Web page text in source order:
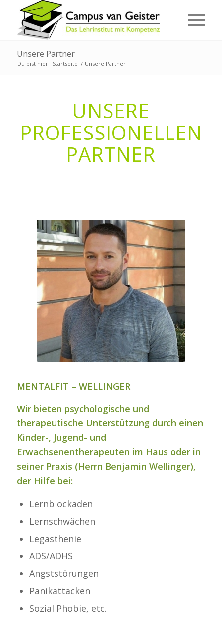
Unsere Partner
Du bist hier: Startseite / Unsere Partner
UNSERE
PROFESSIONELLEN
PARTNER
MENTALFIT – WELLINGER
Wir bieten psychologische und
therapeutische Unterstützung durch einen
Kinder-, Jugend- und
Erwachsenentherapeuten im Haus oder in
seiner Praxis (Herrn Benjamin Wellinger),
der Hilfe bei:
Lernblockaden
Lernschwächen
Legasthenie
ADS/ADHS
Angststörungen
Panikattacken
Sozial Phobie, etc.